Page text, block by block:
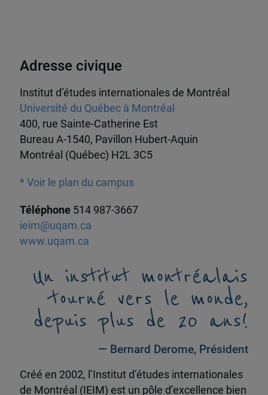
Adresse civique
Institut d’études internationales de Montréal
Université du Québec à Montréal
400, rue Sainte-Catherine Est
Bureau A-1540, Pavillon Hubert-Aquin
Montréal (Québec) H2L 3C5
* Voir le plan du campus
Téléphone 514 987-3667
ieim@uqam.ca
www.uqam.ca
Un institut montréalais
tourné vers le monde,
depuis plus de 20 ans!
— Bernard Derome, Président
Créé en 2002, l’Institut d’études internationales
de Montréal (IEIM) est un pôle d’excellence bien